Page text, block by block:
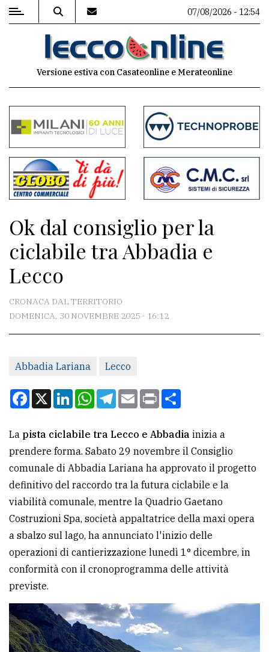
MENU
commenti
Contenuti
del
sito
Meteo
CONTATTI
La
redazione
Per
tua
CERCA
Cerca
per
comune
Ricerca
avanzata
ALTRE
TESTATE
07/08/2026 - 12:54
Versione estiva con Casateonline e Merateonline
Ok dal consiglio per la
ciclabile tra Abbadia e
Lecco
CRONACA DAL TERRITORIO
DOMENICA, 30 NOVEMBRE 2025 - 16:12
Abbadia Lariana Lecco
Facebook
X LinkedInWhatsApp
Telegram
EmailPrint
La pista ciclabile tra Lecco e Abbadia inizia a
prendere forma. Sabato 29 novembre il Consiglio
comunale di Abbadia Lariana ha approvato il progetto
definitivo del raccordo tra la futura ciclabile e la
viabilità comunale, mentre la Quadrio Gaetano
Costruzioni Spa, società appaltatrice della maxi opera
a sbalzo sul lago, ha annunciato l'inizio delle
operazioni di cantierizzazione lunedì 1° dicembre, in
conformità con il cronoprogramma delle attività
previste.